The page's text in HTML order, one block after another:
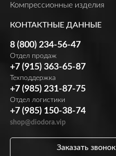
Компрессионные изделия
КОНТАКТНЫЕ ДАННЫЕ
8 (800) 234-56-47
Отдел продаж
+7 (915) 363-65-87
Техподдержка
+7 (985) 231-87-75
Отдел логистики
+7 (985) 150-38-74
shop@diodora.vip
Заказать звонок